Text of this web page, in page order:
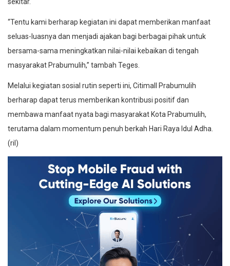
sekitar.
“Tentu kami berharap kegiatan ini dapat memberikan manfaat
seluas-luasnya dan menjadi ajakan bagi berbagai pihak untuk
bersama-sama meningkatkan nilai-nilai kebaikan di tengah
masyarakat Prabumulih,” tambah Teges.
Melalui kegiatan sosial rutin seperti ini, Citimall Prabumulih
berharap dapat terus memberikan kontribusi positif dan
membawa manfaat nyata bagi masyarakat Kota Prabumulih,
terutama dalam momentum penuh berkah Hari Raya Idul Adha.
(ril)